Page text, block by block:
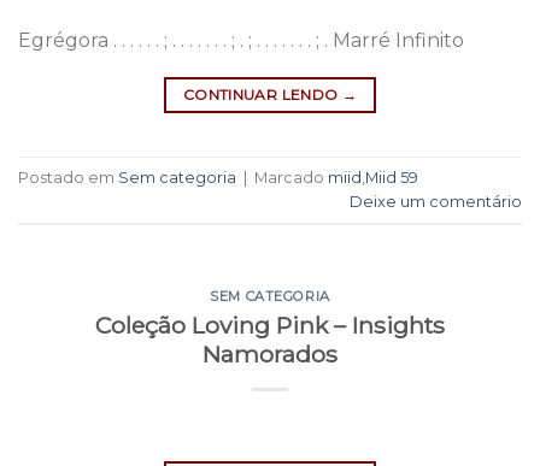
Egrégora . . . . . . ; . . . . . . . ; . ; . . . . . . . ; . Marré Infinito
CONTINUAR LENDO →
Postado em Sem categoria | Marcado miid Miid 59
Deixe um comentário
SEM CATEGORIA
Coleção Loving Pink – Insights
Namorados